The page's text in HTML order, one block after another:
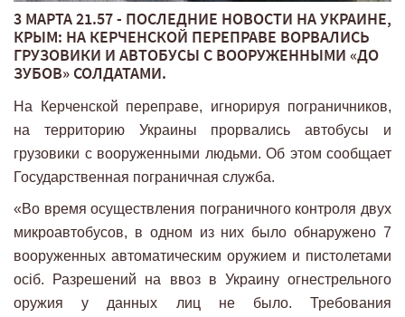
3 МАРТА 21.57 - ПОСЛЕДНИЕ НОВОСТИ НА УКРАИНЕ,
КРЫМ: НА КЕРЧЕНСКОЙ ПЕРЕПРАВЕ ВОРВАЛИСЬ
ГРУЗОВИКИ И АВТОБУСЫ С ВООРУЖЕННЫМИ «ДО
ЗУБОВ» СОЛДАТАМИ.
На Керченской переправе, игнорируя пограничников,
на территорию Украины прорвались автобусы и
грузовики с вооруженными людьми. Об этом сообщает
Государственная пограничная служба.
«Во время осуществления пограничного контроля двух
микроавтобусов, в одном из них было обнаружено 7
вооруженных автоматическим оружием и пистолетами
осіб. Разрешений на ввоз в Украину огнестрельного
оружия у данных лиц не было. Требования